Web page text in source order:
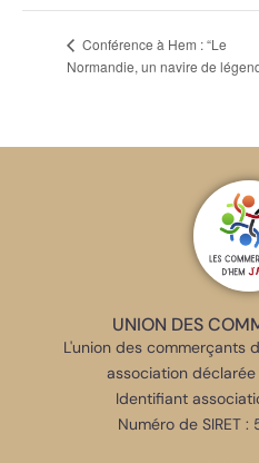
Conférence à Hem : “Le
Normandie, un navire de
UNION DES
L'union des commerçants
association déclarée
Identifiant
Numéro de SIRET